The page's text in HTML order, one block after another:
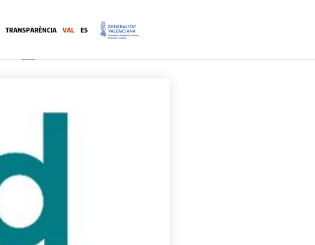
TRANSPARÈNCIA .
VAL ES